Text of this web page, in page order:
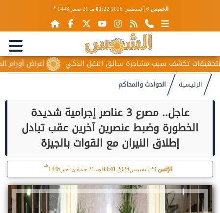
الخميس 6 أغسطس 2026 01:22 مـ 21 صفر 1448 هـ
أعراض أورام المبيض سبب مشاجرة سائق النقل الذكي
الرئيسية الحوادث والمحاكم
عاجل.. مصرع 3 عناصر إجرامية شديدة
الخطورة وضبط عنصرين آخرين عقب تبادل
إطلاق النيران مع القوات بالجيزة
الإثنين 23 ديسمبر 2024 03:41 مـ 21 جمادى آخر 1446
هـ